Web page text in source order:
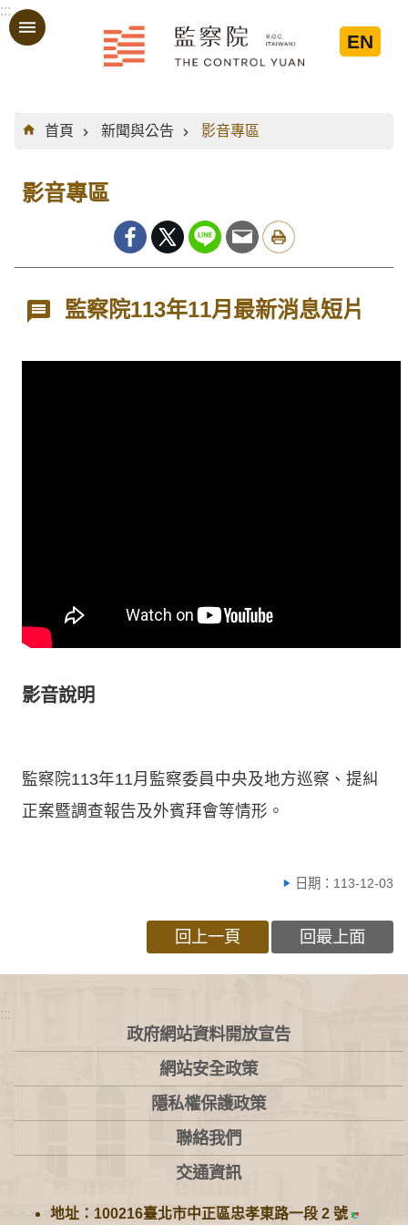
跳到主要內容區塊
:::
EN
:::
首頁
新聞與公告 影音專區
影音專區
監察院113年11月最新消息短片
影音說明
監察院113年11月監察委員中央及地方巡察、提糾
正案暨調查報告及外賓拜會等情形。
日期：113-12-03
回上一頁 回最上面
:::
政府網站資料開放宣告
網站安全政策
隱私權保護政策
聯絡我們
交通資訊
地址：100216臺北市中正區忠孝東路一段 2 號